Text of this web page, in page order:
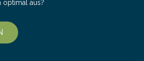
optimal aus?